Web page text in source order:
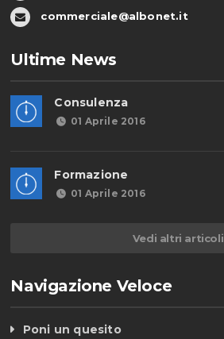
commerciale@albonet.it
Ultime News
Consulenza
01 Aprile 2016
Formazione
01 Aprile 2016
Vedi altri articoli
Navigazione Veloce
Poni un quesito